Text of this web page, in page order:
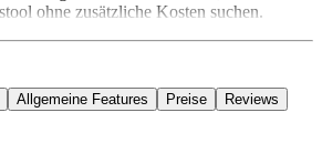
ohne zusätzliche Kosten suchen.
Allgemeine Features Preise Reviews